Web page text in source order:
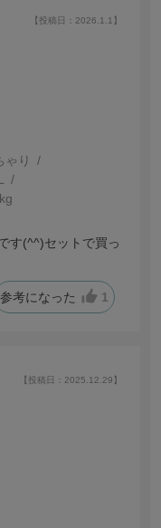
【投稿日：2026.1.1】
り
す(^^)セットで買っ
参考になった 1
【投稿日：2025.12.29】